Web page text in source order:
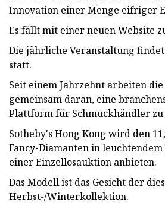
Innovation einer Menge eifriger
Es fällt mit einer neuen Website
Die jährliche Veranstaltung
statt.
Seit einem Jahrzehnt arbeiten
gemeinsam daran, eine
Plattform für Schmuckhändler zu
Sotheby's Hong Kong wird den
Fancy-Diamanten in
einer Einzellosauktion anbieten.
Das Modell ist das Gesicht der
Herbst-/Winterkollektion.